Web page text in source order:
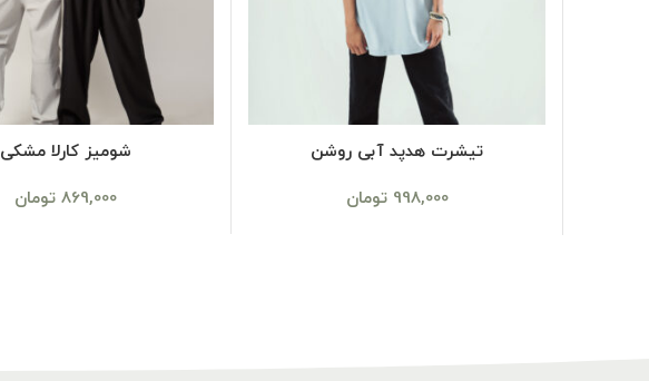
SELECT OPTIONS
تیشرت هدپد آبی روشن
998,000 تومان
SELECT OPTIONS
شومیز کارلا مشکی
869,000 تومان